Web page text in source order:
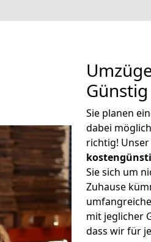
Sie planen
dabei
richtig!
Sie sich um
Zuhause
mit jeglicher
dass wir für